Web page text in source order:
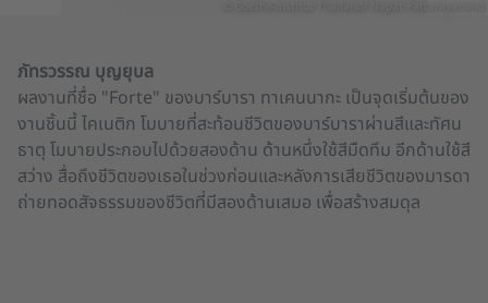
ภัทรวรรณ บุญยุบล
ผลงานที่ชื่อ "Forte" ของบาร์บารา ทาเคนนากะ เป็นจุดเริ่มต้นของ
งานชิ้นนี้ ไคเนติก โมบายที่สะท้อนชีวิตของบาร์บาราผ่านสีและทัศน
ธาตุ โมบายประกอบไปด้วยสองด้าน ด้านหนึ่งใช้สีมืดทึม อีกด้านใช้สี
สว่าง สื่อถึงชีวิตของเธอในช่วงก่อนและหลังการเสียชีวิตของมารดา
ถ่ายทอดสัจธรรมของชีวิตที่มีสองด้านเสมอ เพื่อสร้างสมดุล